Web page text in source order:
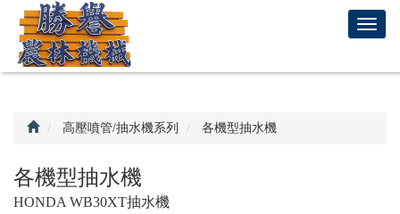
T
回
首
頁
高壓噴管/抽水機系列 各機型抽水機
各機型抽水機
HONDA WB30XT抽水機